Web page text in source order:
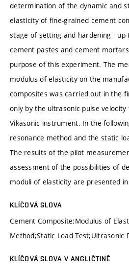
determination of the dynamic and
elasticity of fine-grained cement
stage of setting and hardening - up
cement pastes and cement
purpose of this experiment. The
modulus of elasticity on the
composites was carried out in the
only by the ultrasonic pulse
Vikasonic instrument. In the
resonance method and the static
The results of the pilot
assessment of the possibilities of
moduli of elasticity are presented
KLÍČOVÁ SLOVA
Cement Composite;Modulus of
Method;Static Load Test;Ultrasonic
KLÍČOVÁ SLOVA V ANGLIČTINĚ